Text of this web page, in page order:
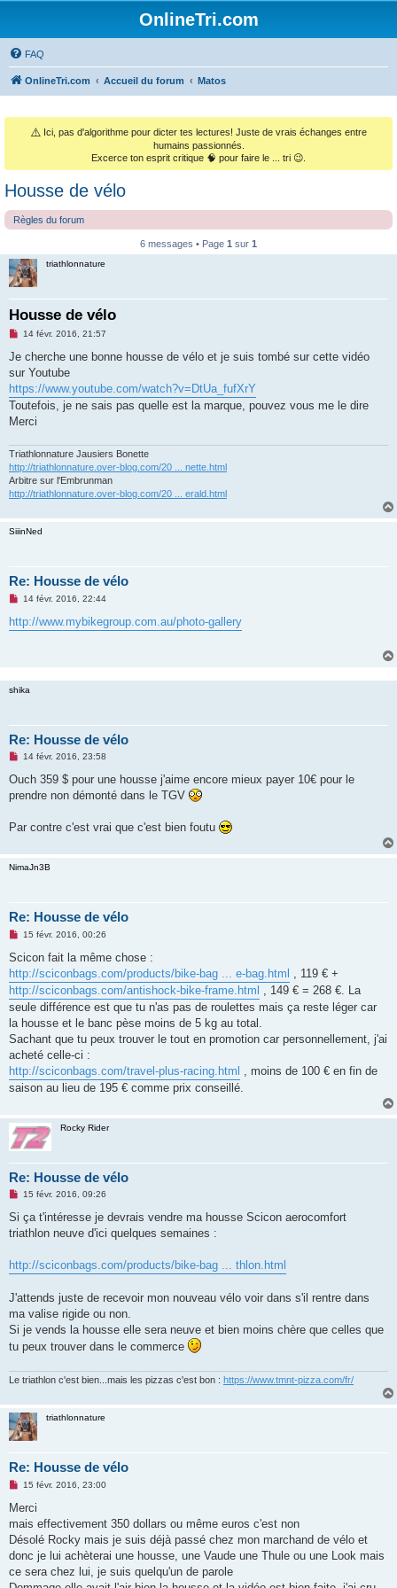
OnlineTri.com
FAQ
OnlineTri.com Accueil du forum Matos
⚠️ Ici, pas d'algorithme pour dicter tes lectures! Juste de vrais échanges entre
humains passionnés.
Excerce ton esprit critique 🧠 pour faire le ... tri 😉.
Housse de vélo
Règles du forum
6 messages • Page 1 sur 1
triathlonnature
Housse de vélo
M
s
a
g
e
n
o
n
u
14 févr. 2016, 21:57
Je cherche une bonne housse de vélo et je suis tombé sur cette vidéo
sur Youtube
https://www.youtube.com/watch?v=DtUa_fufXrY
Toutefois, je ne sais pas quelle est la marque, pouvez vous me le dire
Merci
Triathlonnature Jausiers Bonette
http://triathlonnature.over-blog.com/20 ... nette.html
Arbitre sur l'Embrunman
http://triathlonnature.over-blog.com/20 ... erald.html
SiiinNed
Re: Housse de vélo
M
s
s
o
n
14 févr. 2016, 22:44
http://www.mybikegroup.com.au/photo-gallery
shika
Re: Housse de vélo
M
s
a
n
u
14 févr. 2016, 23:58
Ouch 359 $ pour une housse j'aime encore mieux payer 10€ pour le
prendre non démonté dans le TGV
Par contre c'est vrai que c'est bien foutu
NimaJn3B
Re: Housse de vélo
M
s
a
g
e
n
o
n
l
u
15 févr. 2016, 00:26
Scicon fait la même chose :
http://sciconbags.com/products/bike-bag ... e-bag.html
, 119 € +
http://sciconbags.com/antishock-bike-frame.html
, 149 € = 268 €. La
seule différence est que tu n'as pas de roulettes mais ça reste léger car
la housse et le banc pèse moins de 5 kg au total.
Sachant que tu peux trouver le tout en promotion car personnellement, j'ai
acheté celle-ci :
http://sciconbags.com/travel-plus-racing.html
, moins de 100 € en fin de
saison au lieu de 195 € comme prix conseillé.
Rocky Rider
Re: Housse de vélo
M
s
a
n
l
u
15 févr. 2016, 09:26
Si ça t'intéresse je devrais vendre ma housse Scicon aerocomfort
triathlon neuve d'ici quelques semaines :
http://sciconbags.com/products/bike-bag ... thlon.html
J'attends juste de recevoir mon nouveau vélo voir dans s'il rentre dans
ma valise rigide ou non.
Si je vends la housse elle sera neuve et bien moins chère que celles que
tu peux trouver dans le commerce
Le triathlon c'est bien...mais les pizzas c'est bon : https://www.tmnt-pizza.com/fr/
triathlonnature
Re: Housse de vélo
M
s
a
g
n
o
15 févr. 2016, 23:00
Merci
mais effectivement 350 dollars ou même euros c'est non
Désolé Rocky mais je suis déjà passé chez mon marchand de vélo et
donc je lui achèterai une housse, une Vaude une Thule ou une Look mais
ce sera chez lui, je suis quelqu'un de parole